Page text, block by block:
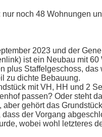
noch 48 Wohnungen
2023 und der
ist ein Neubau mit 60
plus Staffelgeschoss, das
zu dichte Bebauung.
mit VH, HH und 2
passen? Oder steht
gehört das
der Vorgang
wobei wohl letzteres